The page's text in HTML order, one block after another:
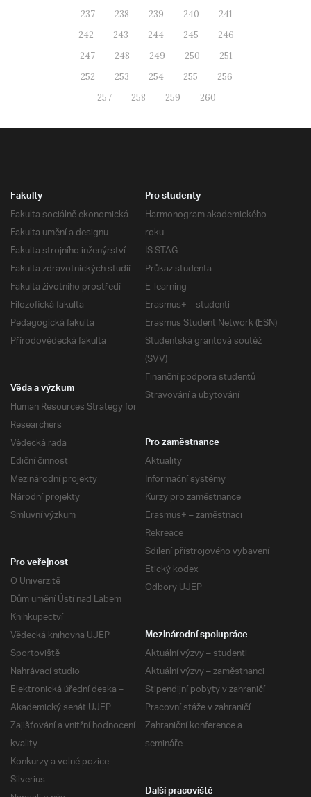
237
238 239 240
241
242
243 244 245
246
247
248 249 250
251
252
253 254 255
256
257
258 259 260
Fakulty
Fakulta sociálně ekonomická
Fakulta umění a designu
Fakulta strojního inženýrství
Fakulta zdravotnických studií
Fakulta životního prostředí
Filozofická fakulta
Pedagogická fakulta
Přírodovědecká fakulta
Pro studenty
Harmonogram akademického
roku
IS STAG
Průkaz studenta
E-learning
Erasmus+ – studenti
Erasmus Student Network (ESN)
Studentská grantová soutěž
(SVV)
Finanční podpora studentů
Stravování a ubytování
Věda a výzkum
Human Resources Strategy for
Researchers
Vědecká rada
Ediční činnost
Mezinárodní projekty
Národní projekty
Smluvní výzkum
Pro zaměstnance
Aktuality
Informační systémy
Kurzy pro zaměstnance
Erasmus+ – zaměstnaci
Rekreace
Sdílení přístrojového vybavení
Etický kodex
Odbory UJEP
Pro veřejnost
O Univerzitě
Dům umění Ústí nad Labem
Knihkupectví
Vědecká knihovna UJEP
Sportoviště
Nahrávací studio
Elektronická úřední deska –
Akademický senát UJEP
Zajišťování a vnitřní hodnocení
kvality
Konkurzy a volné pozice
Silverius
Mezinárodní spolupráce
Aktuální výzvy – studenti
Aktuální výzvy – zaměstnanci
Stipendijní pobyty v zahraničí
Pracovní stáže v zahraničí
Zahraniční konference a
semináře
Další pracoviště